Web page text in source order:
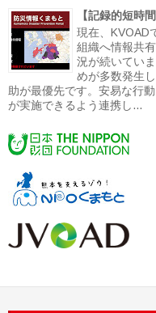
【記録的短時
現在、KVOAD
組織へ情報共
況が続いてい
めが多数発生
助が最優先です。安易な行
が実施できるよう連携し...